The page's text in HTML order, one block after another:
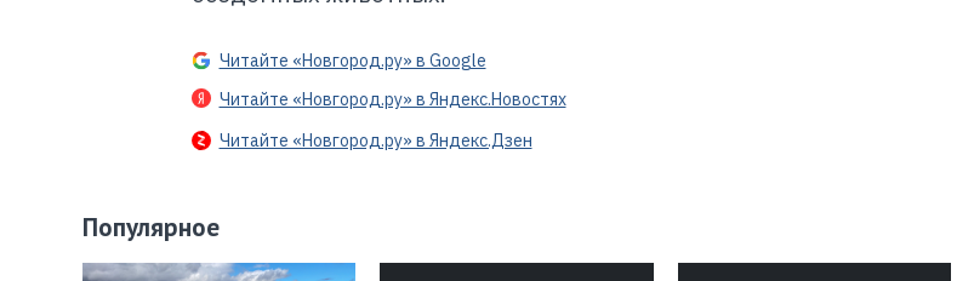
Читайте «Новгород.ру» в Google
Читайте «Новгород.ру» в Яндекс.Новостях
Читайте «Новгород.ру» в Яндекс.Дзен
Популярное